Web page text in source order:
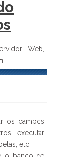
Web,
:
os campos
executar
etc.
o banco de